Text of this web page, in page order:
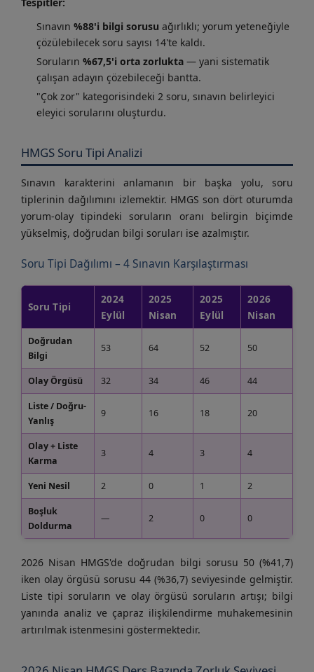
Sınavın %88'i bilgi sorusu ağırlıklı; yorum yeteneğiyle
çözülebilecek soru sayısı 14'te kaldı.
Soruların %67,5'i orta zorlukta — yani sistematik
çalışan adayın çözebileceği bantta.
"Çok zor" kategorisindeki 2 soru, sınavın belirleyici
eleyici sorularını oluşturdu.
HMGS Soru Tipi Analizi
Sınavın karakterini anlamanın bir başka yolu, soru
tiplerinin dağılımını izlemektir. HMGS son dört oturumda
yorum-olay tipindeki soruların oranı belirgin biçimde
yükselmiş, doğrudan bilgi soruları ise azalmıştır.
Soru Tipi Dağılımı – 4 Sınavın Karşılaştırması
Soru Tipi
2024
Eylül
2025
Nisan
2025
Eylül
2026
Nisan
Doğrudan
Bilgi
53 64 52 50
Olay Örgüsü 32 34 46 44
Liste / Doğru-
Yanlış
9 16 18 20
Olay + Liste
Karma
3 4 3 4
Yeni Nesil 2 0 1 2
Boşluk
Doldurma
— 2 0 0
2026 Nisan HMGS'de doğrudan bilgi sorusu 50 (%41,7)
iken olay örgüsü sorusu 44 (%36,7) seviyesinde gelmiştir.
Liste tipi soruların ve olay örgüsü soruların artışı; bilgi
yanında analiz ve çapraz ilişkilendirme muhakemesinin
artırılmak istenmesini göstermektedir.